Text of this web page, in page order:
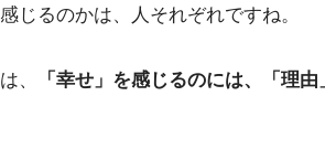
じるのかは、人それぞれですね。
、
「幸せ」を感じるのには、「理